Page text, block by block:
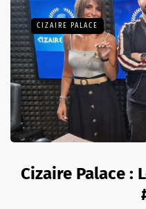
CIZAIRE PALACE
Cizaire Palace :